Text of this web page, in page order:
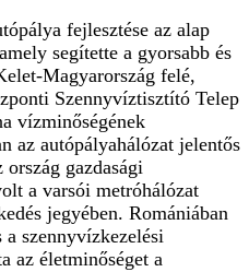
fejlesztése az alap
segítette a gyorsabb és
Magyarország felé,
Szennyvíztisztító Telep
vízminőségének
az autópályahálózat jelentős
gazdasági
a varsói metróhálózat
jegyében. Romániában
a szennyvízkezelési
az életminőséget a